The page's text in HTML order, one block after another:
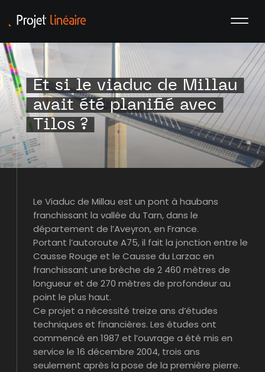
Et si le viaduc de Millau
avait été planifié avec
Tilos ?
Le Viaduc de Millau est un pont à haubans
franchissant la vallée du Tarn, dans le
département de l’Aveyron, en France.
Portant l’autoroute A75, il fait la jonction entre le
Causse Rouge et le Causse du Larzac en
franchissant une brèche de 2 460 mètres de
longueur et de 270 mètres de profondeur au
point le plus haut.
Ce projet a nécessité treize ans d’études
techniques et financières. Les études ont
commencé en 1987 et l’ouvrage a été mis en
service le 16 décembre 2004, trois ans
seulement après la pose de la première pierre.